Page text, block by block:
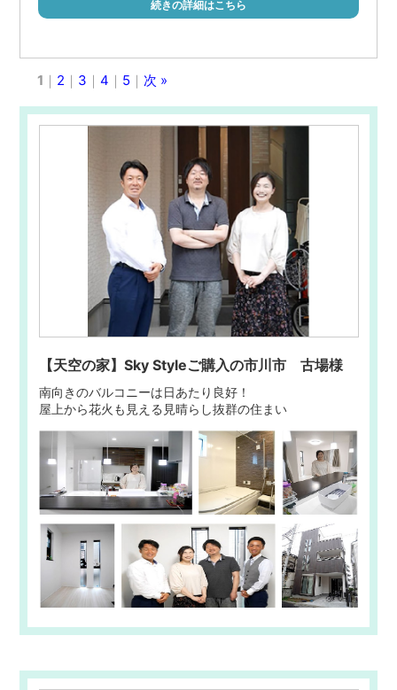
続きの詳細はこちら
1 ｜ 2 ｜ 3 ｜4 ｜ 5 ｜ 次 »
【天空の家】Sky Styleご購入の市川市 古場様
南向きのバルコニーは日あたり良好！
屋上から花火も見える見晴らし抜群の住まい